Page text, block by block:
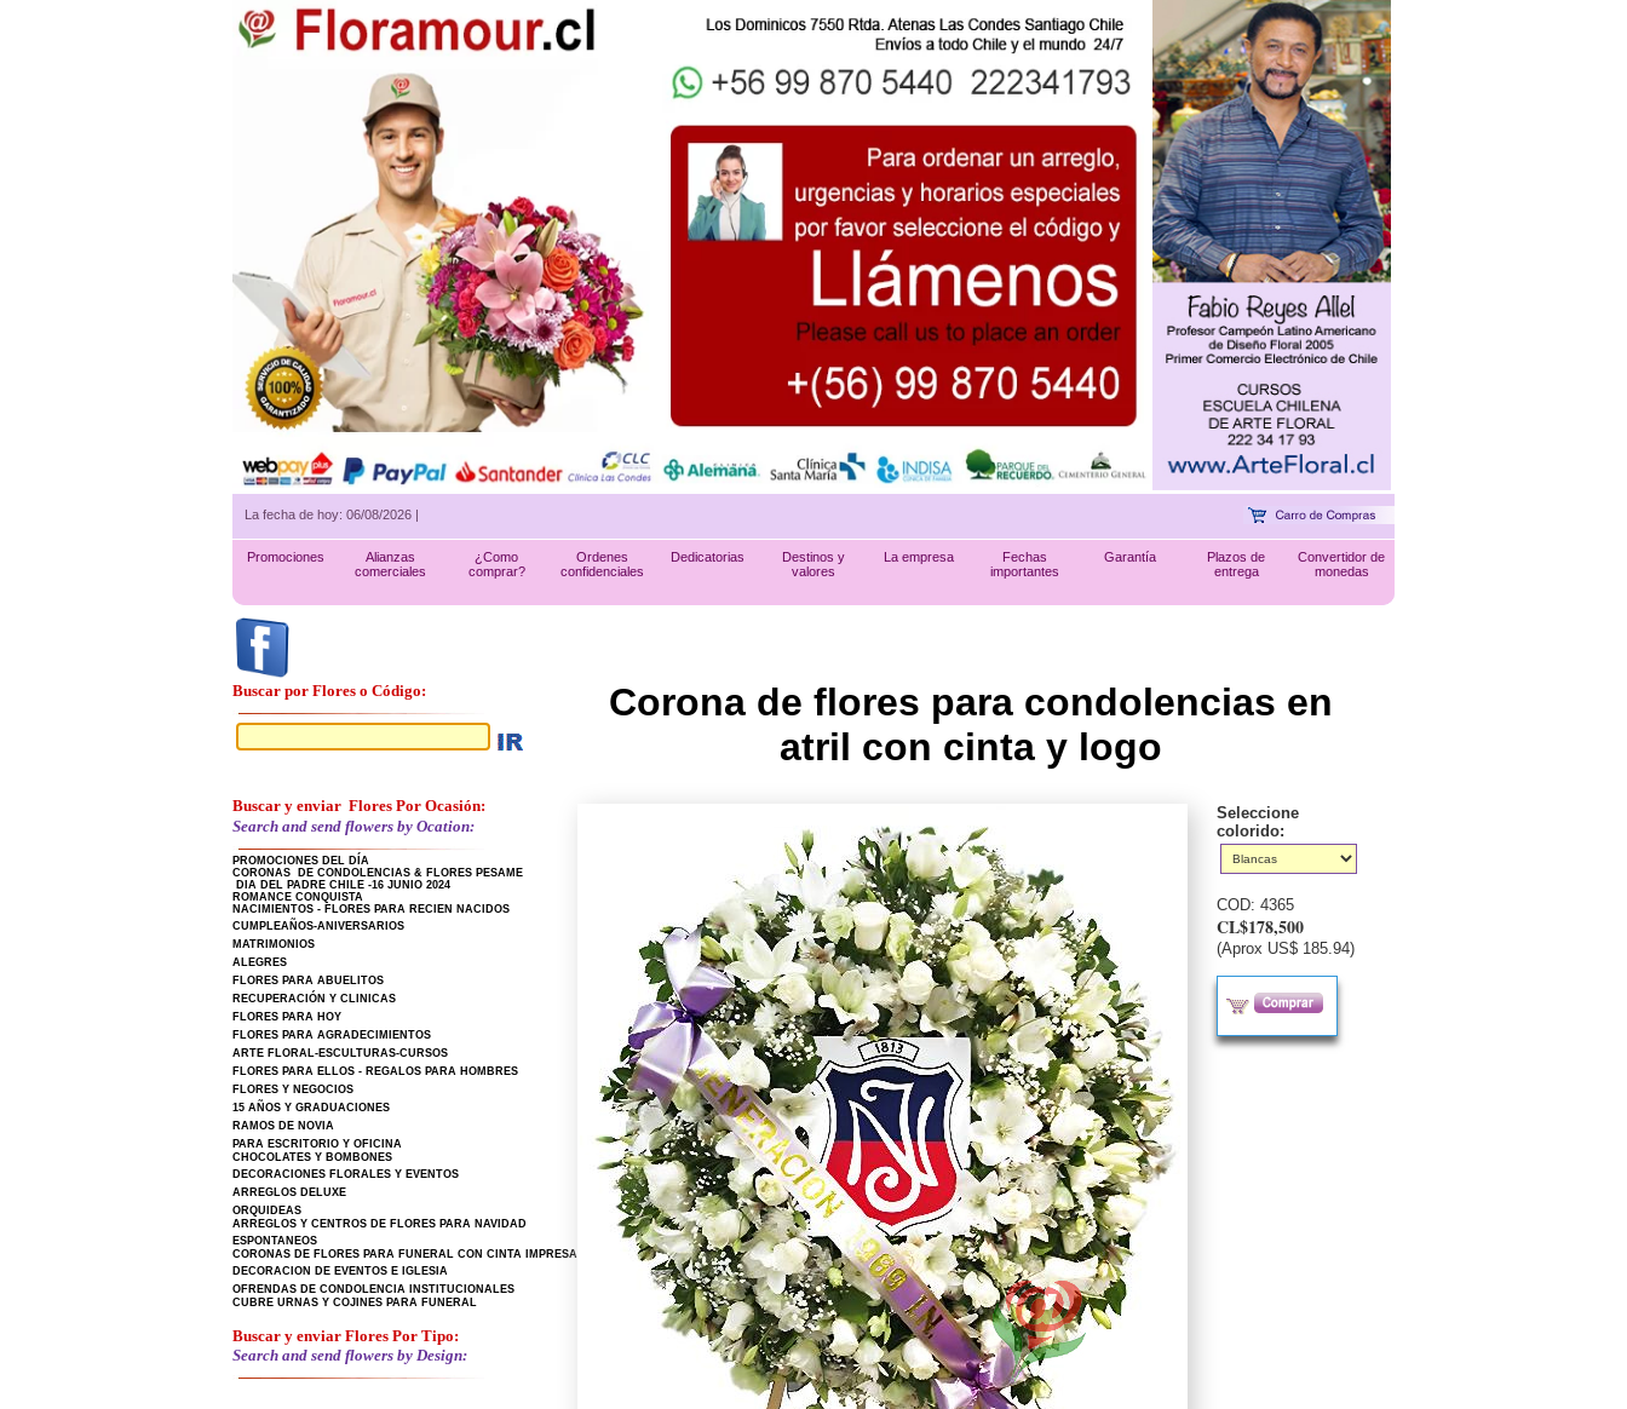
La fecha de hoy: 06/08/2026 |
Promociones
Alianzas
comerciales
¿Como
comprar?
Ordenes
confidenciales
Dedicatorias
Destinos y
valores
La empresa
Fechas
importantes
Garantía
Plazos de
entrega
Convertidor de
monedas
Buscar por Flores o Código:
Buscar y enviar Flores Por Ocasión:
Search and send flowers by Ocation:
PROMOCIONES DEL DÍA
CORONAS DE CONDOLENCIAS & FLORES PESAME
DIA DEL PADRE CHILE -16 JUNIO 2024
ROMANCE CONQUISTA
NACIMIENTOS - FLORES PARA RECIEN NACIDOS
CUMPLEAÑOS-ANIVERSARIOS
MATRIMONIOS
ALEGRES
FLORES PARA ABUELITOS
RECUPERACIÓN Y CLINICAS
FLORES PARA HOY
FLORES PARA AGRADECIMIENTOS
ARTE FLORAL-ESCULTURAS-CURSOS
FLORES PARA ELLOS - REGALOS PARA HOMBRES
FLORES Y NEGOCIOS
15 AÑOS Y GRADUACIONES
RAMOS DE NOVIA
PARA ESCRITORIO Y OFICINA
CHOCOLATES Y BOMBONES
DECORACIONES FLORALES Y EVENTOS
ARREGLOS DELUXE
ORQUIDEAS
ARREGLOS Y CENTROS DE FLORES PARA NAVIDAD
ESPONTANEOS
CORONAS DE FLORES PARA FUNERAL CON CINTA IMPRESA
DECORACION DE EVENTOS E IGLESIA
OFRENDAS DE CONDOLENCIA INSTITUCIONALES
CUBRE URNAS Y COJINES PARA FUNERAL
Buscar y enviar Flores Por Tipo:
Search and send flowers by Design:
Corona de flores para condolencias en
atril con cinta y logo
Seleccione
colorido:
COD: 4365
CL$178,500
(Aprox US$ 185.94)